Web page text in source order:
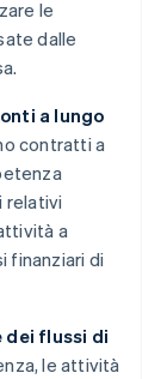
le
dalle
a lungo
contratti a
relativi
a
finanziari di
dei flussi di
le attività